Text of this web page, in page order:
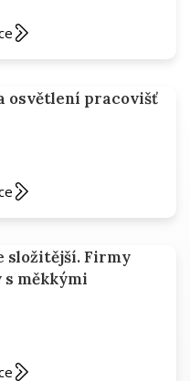
osvětlení pracovišť
složitější. Firmy
měkkými